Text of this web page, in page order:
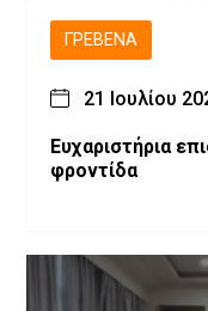
ΓΡΕΒΕΝΆ
21 Ιουλίου
Ευχαριστήρια
φροντίδα